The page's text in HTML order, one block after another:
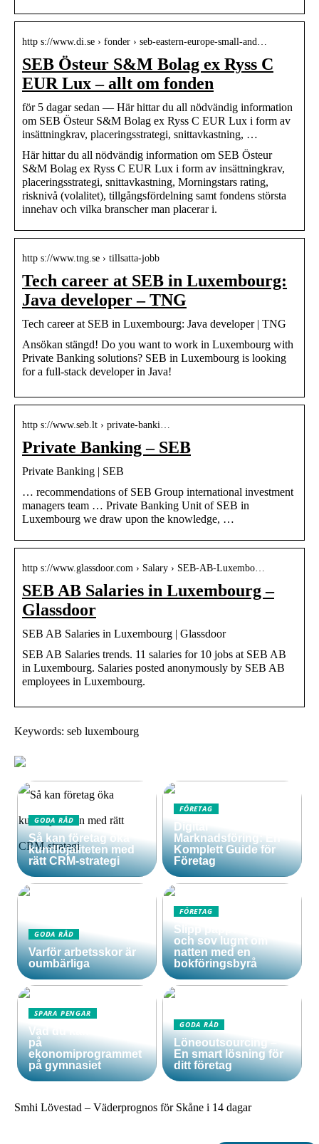
http s://www.di.se › fonder › seb-eastern-europe-small-and…
SEB Östeur S&M Bolag ex Ryss C
EUR Lux – allt om fonden
för 5 dagar sedan — Här hittar du all nödvändig information
om SEB Östeur S&M Bolag ex Ryss C EUR Lux i form av
insättningkrav, placeringsstrategi, snittavkastning, …
Här hittar du all nödvändig information om SEB Östeur
S&M Bolag ex Ryss C EUR Lux i form av insättningkrav,
placeringsstrategi, snittavkastning, Morningstars rating,
risknivå (volalitet), tillgångsfördelning samt fondens största
innehav och vilka branscher man placerar i.
http s://www.tng.se › tillsatta-jobb
Tech career at SEB in Luxembourg:
Java developer – TNG
Tech career at SEB in Luxembourg: Java developer | TNG
Ansökan stängd! Do you want to work in Luxembourg with
Private Banking solutions? SEB in Luxembourg is looking
for a full-stack developer in Java!
http s://www.seb.lt › private-banki…
Private Banking – SEB
Private Banking | SEB
… recommendations of SEB Group international investment
managers team … Private Banking Unit of SEB in
Luxembourg we draw upon the knowledge, …
http s://www.glassdoor.com › Salary › SEB-AB-Luxembo…
SEB AB Salaries in Luxembourg –
Glassdoor
SEB AB Salaries in Luxembourg | Glassdoor
SEB AB Salaries trends. 11 salaries for 10 jobs at SEB AB
in Luxembourg. Salaries posted anonymously by SEB AB
employees in Luxembourg.
Keywords: seb luxembourg
GODA RÅD
Så kan företag öka
kundlojaliteten med
rätt CRM-strategi
FÖRETAG
Digital
Marknadsföring: En
Komplett Guide för
Företag
GODA RÅD
Varför arbetsskor är
oumbärliga
FÖRETAG
Slipp pappersarbetet
och sov lugnt om
natten med en
bokföringsbyrå
SPARA PENGAR
Vad du kan lära dig
på
ekonomiprogrammet
på gymnasiet
GODA RÅD
Löneoutsourcing –
En smart lösning för
ditt företag
Smhi Lövestad – Väderprognos för Skåne i 14 dagar